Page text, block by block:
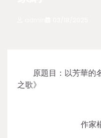
原題目：以芳華
之歌》
作家